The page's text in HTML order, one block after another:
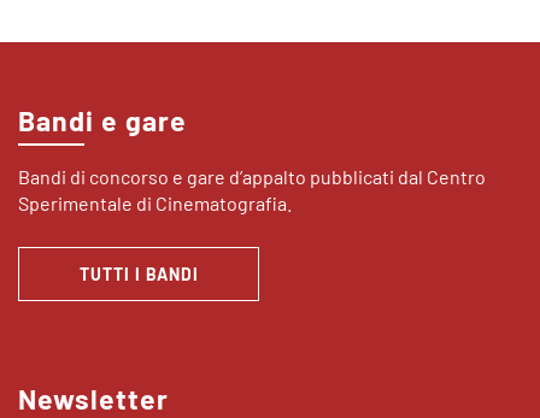
Bandi e gare
Bandi di concorso e gare d’appalto pubblicati dal Centro
Sperimentale di Cinematografia.
TUTTI I BANDI
Newsletter